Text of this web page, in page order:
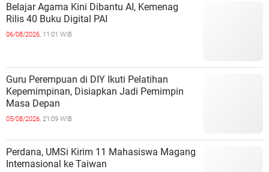
Belajar Agama Kini Dibantu AI, Kemenag
Rilis 40 Buku Digital PAI
06/08/2026, 11:01 WIB
Guru Perempuan di DIY Ikuti Pelatihan
Kepemimpinan, Disiapkan Jadi Pemimpin
Masa Depan
05/08/2026, 21:09 WIB
Perdana, UMSi Kirim 11 Mahasiswa Magang
Internasional ke Taiwan